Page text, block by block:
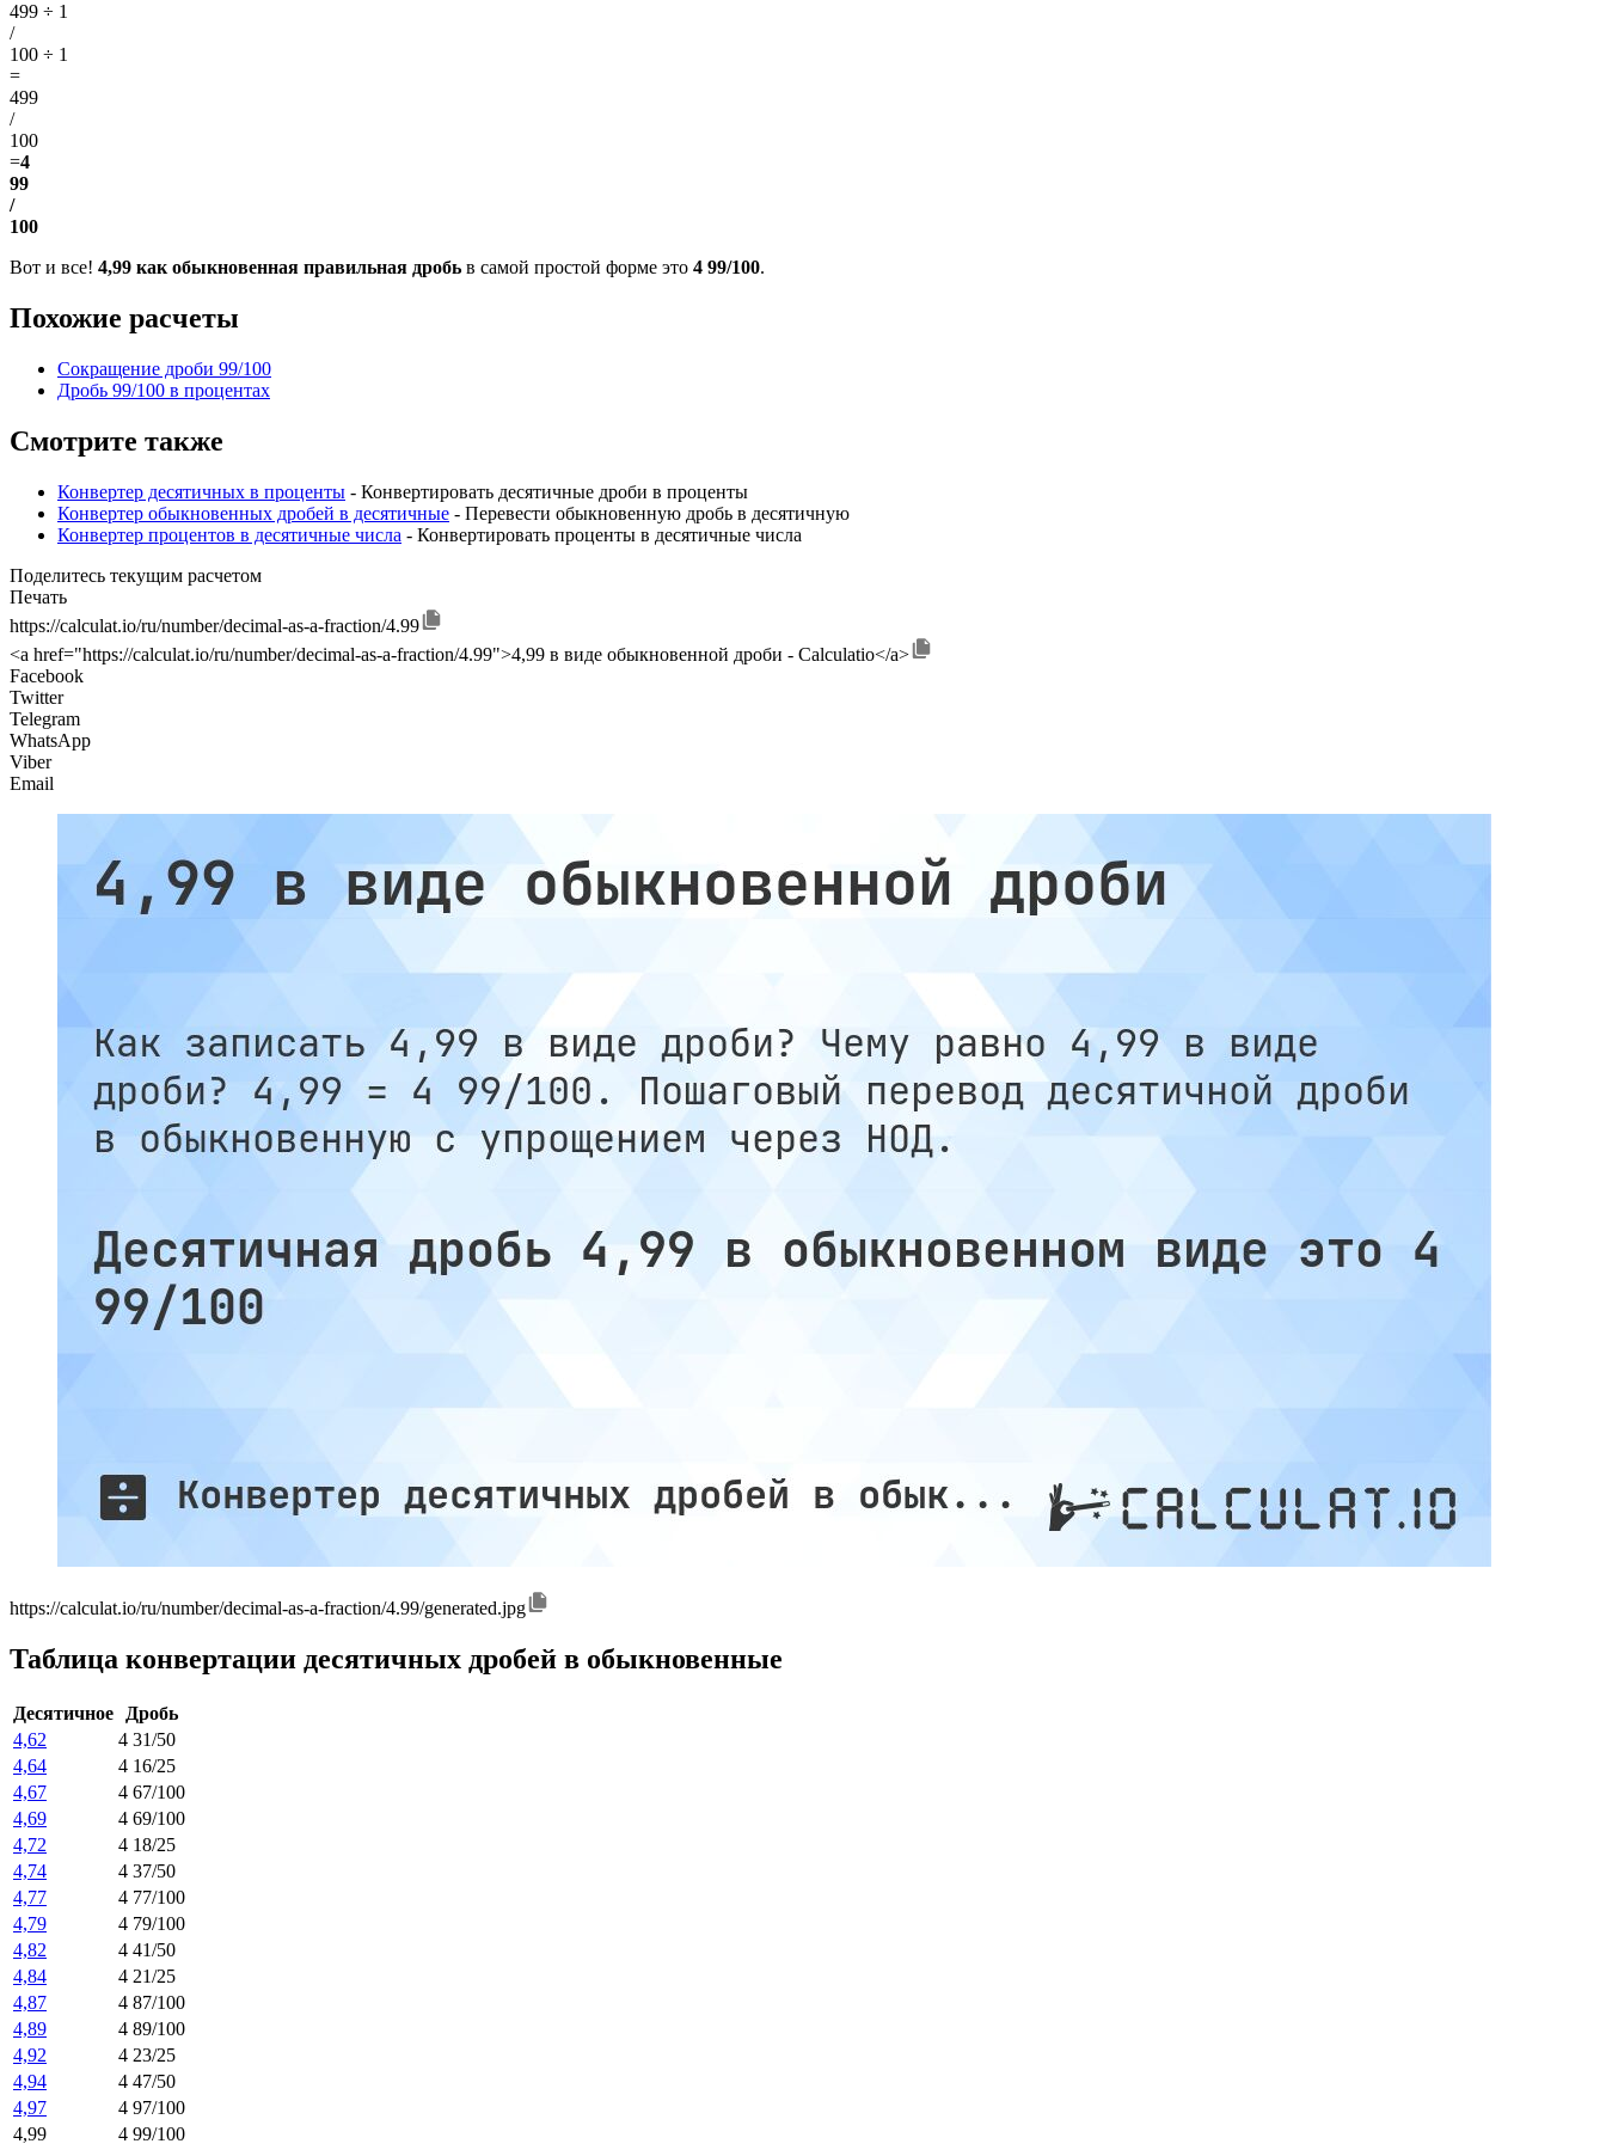
499 ÷ 1
/
100 ÷ 1
=
499
/
100
=4
99
/
100
Вот и все! 4,99 как обыкновенная правильная дробь в самой простой форме это 4 99/100.
Похожие расчеты
Сокращение дроби 99/100
Дробь 99/100 в процентах
Смотрите также
Конвертер десятичных в проценты - Конвертировать десятичные дроби в проценты
Конвертер обыкновенных дробей в десятичные - Перевести обыкновенную дробь в десятичную
Конвертер процентов в десятичные числа - Конвертировать проценты в десятичные числа
Поделитесь текущим расчетом
Печать
https://calculat.io/ru/number/decimal-as-a-fraction/4.99
<a href="https://calculat.io/ru/number/decimal-as-a-fraction/4.99">4,99 в виде обыкновенной дроби - Calculatio</a>
Facebook
Twitter
Telegram
WhatsApp
Viber
Email
https://calculat.io/ru/number/decimal-as-a-fraction/4.99/generated.jpg
Таблица конвертации десятичных дробей в обыкновенные
Десятичное
Дробь
4,62
4 31/50
4,64
4 16/25
4,67
4 67/100
4,69
4 69/100
4,72
4 18/25
4,74
4 37/50
4,77
4 77/100
4,79
4 79/100
4,82
4 41/50
4,84
4 21/25
4,87
4 87/100
4,89
4 89/100
4,92
4 23/25
4,94
4 47/50
4,97
4 97/100
4,99
4 99/100